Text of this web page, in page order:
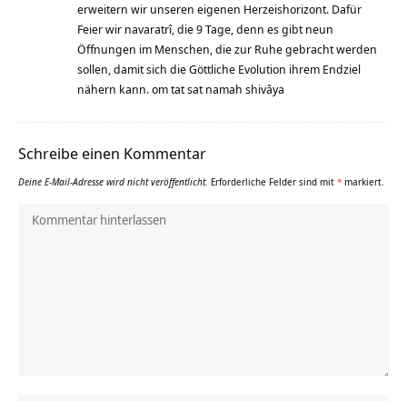
erweitern wir unseren eigenen Herzeishorizont. Dafür
Feier wir navaratrî, die 9 Tage, denn es gibt neun
Öffnungen im Menschen, die zur Ruhe gebracht werden
sollen, damit sich die Göttliche Evolution ihrem Endziel
nähern kann. om tat sat namah shivâya
Schreibe einen Kommentar
Deine E-Mail-Adresse wird nicht veröffentlicht. Erforderliche Felder sind mit * markiert.